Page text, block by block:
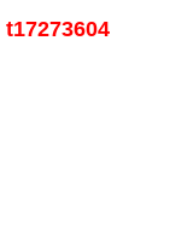
t17273604